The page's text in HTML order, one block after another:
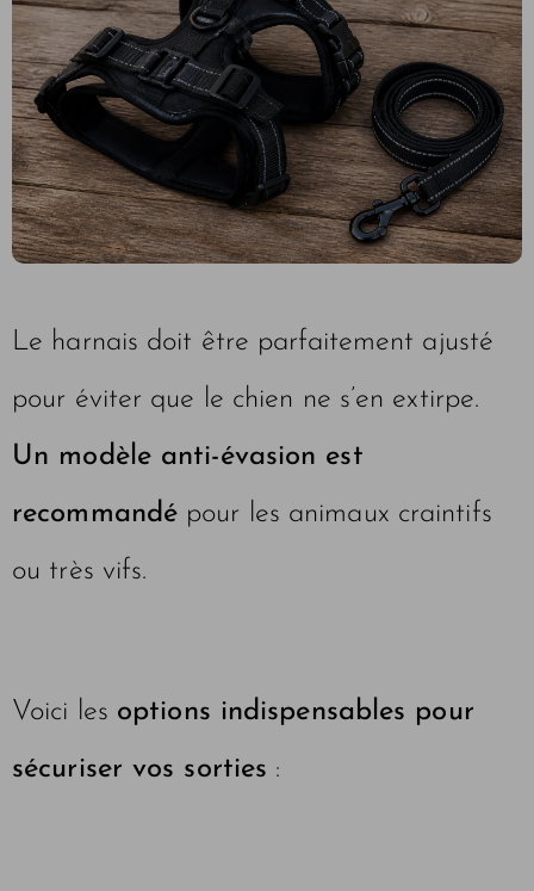
Le harnais doit être parfaitement ajusté
pour éviter que le chien ne s’en extirpe.
Un modèle anti-évasion est
recommandé pour les animaux craintifs
ou très vifs.
Voici les options indispensables pour
sécuriser vos sorties :